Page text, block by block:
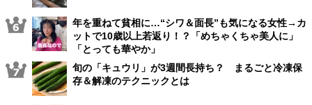
年を重ねて貧相に…“シワ＆面長”も気になる女性→カ
ットで10歳以上若返り！？「めちゃくちゃ美人に」
「とっても華やか」
旬の「キュウリ」が3週間長持ち？ まるごと冷凍保
存＆解凍のテクニックとは